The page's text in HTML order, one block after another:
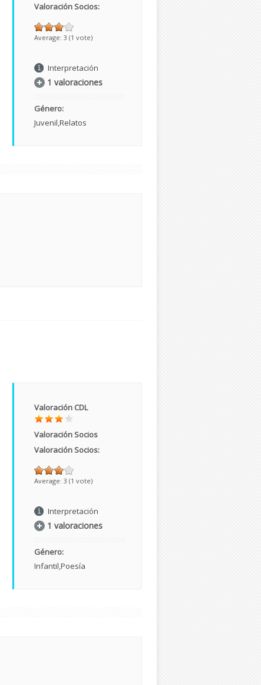
Valoración Socios:
Average: 3 (1 vote)
Interpretación
1 valoraciones
Género:
Juvenil Relatos
Valoración CDL
Valoración Socios
Valoración Socios:
Average: 3 (1 vote)
Interpretación
1 valoraciones
Género:
Infantil Poesía